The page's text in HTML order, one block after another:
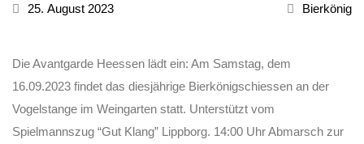
25. August 2023 Bierkönig
Die Avantgarde Heessen lädt ein: Am Samstag, dem
16.09.2023 findet das diesjährige Bierkönigschiessen an der
Vogelstange im Weingarten statt. Unterstützt vom
Spielmannszug “Gut Klang” Lippborg. 14:00 Uhr Abmarsch zur